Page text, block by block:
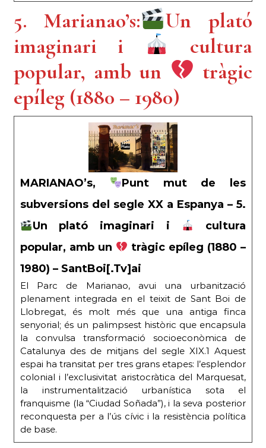
5. Marianao’s:
Un plató
imaginari i
cultura
popular, amb un
tràgic
epíleg (1880 – 1980)
MARIANAO’s,
Punt mut de les
subversions del segle XX a Espanya – 5.
Un plató imaginari i
cultura
popular, amb un
tràgic epíleg (1880 –
1980) – SantBoi[.Tv]ai
El Parc de Marianao, avui una urbanització
plenament integrada en el teixit de Sant Boi de
Llobregat, és molt més que una antiga finca
senyorial; és un palimpsest històric que encapsula
la convulsa transformació socioeconòmica de
Catalunya des de mitjans del segle XIX.1 Aquest
espai ha transitat per tres grans etapes: l’esplendor
colonial i l’exclusivitat aristocràtica del Marquesat,
la instrumentalització urbanística sota el
franquisme (la “Ciudad Soñada”), i la seva posterior
reconquesta per a l’ús cívic i la resistència política
de base.